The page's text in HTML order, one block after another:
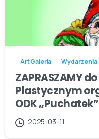
Art Galeria Wydarzenia
ZAPRASZAMY
Plastycznym
ODK „Puchatek”
2025-03-11